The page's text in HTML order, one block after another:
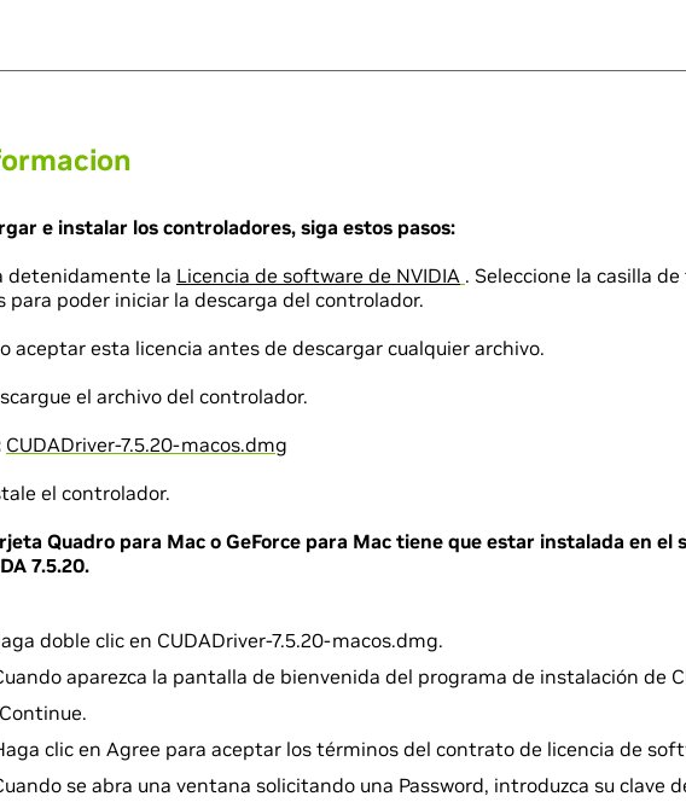
e instalar los controladores, siga estos pasos:
detenidamente la Licencia de software de NVIDIA . Seleccione la casilla
para poder iniciar la descarga del controlador.
aceptar esta licencia antes de descargar cualquier archivo.
el archivo del controlador.
CUDADriver-7.5.20-macos.dmg
el controlador.
Quadro para Mac o GeForce para Mac tiene que estar instalada en el
7.5.20.
doble clic en CUDADriver-7.5.20-macos.dmg.
aparezca la pantalla de bienvenida del programa de instalación de
clic en Agree para aceptar los términos del contrato de licencia de
se abra una ventana solicitando una Password, introduzca su clave